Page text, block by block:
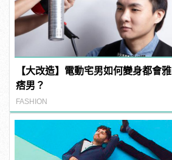
【大改造】電動宅男如何變身都會雅
痞男？
FASHION